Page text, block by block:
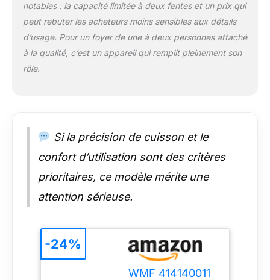
notables : la capacité limitée à deux fentes et un prix qui
peut rebuter les acheteurs moins sensibles aux détails
d’usage. Pour un foyer de une à deux personnes attaché
à la qualité, c’est un appareil qui remplit pleinement son
rôle.
Si la précision de cuisson et le
confort d’utilisation sont des critères
prioritaires, ce modèle mérite une
attention sérieuse.
WMF 414140011
-24%